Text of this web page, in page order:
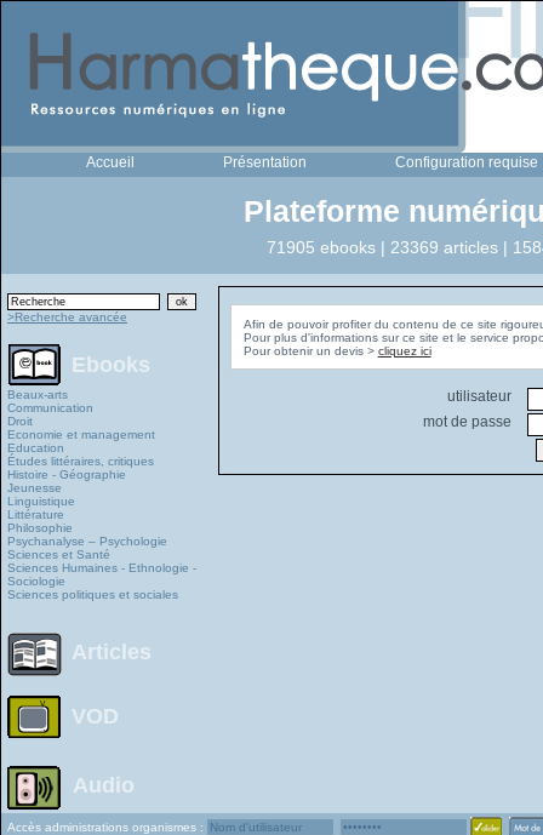
Accueil Présentation Configuration requise
Plateforme
71905 ebooks | 23369 articles |
>Recherche avancée
Ebooks
Beaux-arts
Communication
Droit
Economie et management
Education
Études littéraires, critiques
Histoire - Géographie
Jeunesse
Linguistique
Littérature
Philosophie
Psychanalyse – Psychologie
Sciences et Santé
Sciences Humaines - Ethnologie -
Sociologie
Sciences politiques et sociales
Articles
VOD
Audio
Afin de pouvoir profiter du contenu de ce site
Pour plus d'informations sur ce site et le service
Pour obtenir un devis > cliquez ici
utilisateur
mot de passe
Accès administrations organismes :